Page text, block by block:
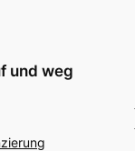
und weg